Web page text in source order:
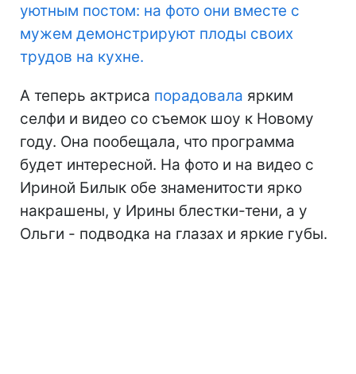
уютным постом: на фото они вместе с
мужем демонстрируют плоды своих
трудов на кухне.
А теперь актриса порадовала ярким
селфи и видео со съемок шоу к Новому
году. Она пообещала, что программа
будет интересной. На фото и на видео с
Ириной Билык обе знаменитости ярко
накрашены, у Ирины блестки-тени, а у
Ольги - подводка на глазах и яркие губы.